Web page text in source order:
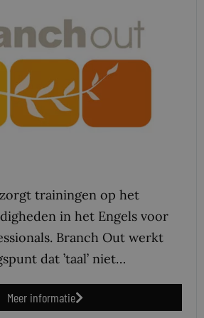
trainingen op het
in het Engels voor
Branch Out werkt
dat ’taal’ niet…
Meer informatie